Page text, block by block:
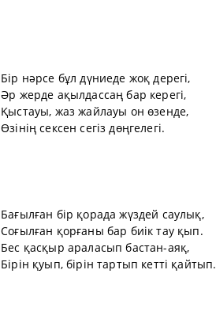
Бір нәрсе бұл дүниеде жоқ дерегі,
Әр жерде ақылдассаң бар керегі,
Қыстауы, жаз жайлауы он өзенде,
Өзінің сексен сегіз дөңгелегі.
Бағылған бір қорада жүздей саулық,
Соғылған қорғаны бар биік тау қып.
Бес қасқыр араласып бастан-аяқ,
Бірін қуып, бірін тартып кетті қайтып.